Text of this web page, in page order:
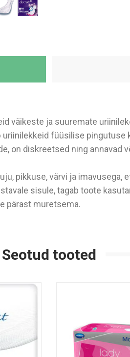
väikeste ja suuremate
füüsilise pingutuse
on diskreetsed ning annavad
pikkuse, värvi ja
sisule, tagab toote
pärast muretsema.
Seotud tooted